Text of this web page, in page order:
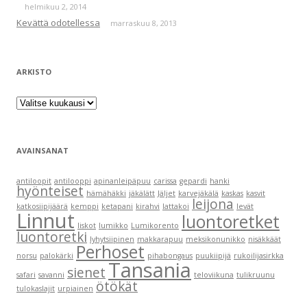
helmikuu 2, 2014
Kevättä odotellessa marraskuu 8, 2013
ARKISTO
Arkisto
AVAINSANAT
antiloopit antilooppi apinanleipäpuu carissa gepardi hanki
hyönteiset hämähäkki jäkälätt Jäljet karvejäkälä kaskas kasvit
katkosiipijäärä kemppi ketapani kirahvi lattakoi leijona levät
Linnut liskot lumikko Lumikorento luontoretket
luontoretki lyhytsiipinen makkarapuu meksikonunikko nisäkkäät
norsu palokärki Perhoset pihabongaus puukiipijä rukoilijasirkka
safari savanni sienetTansania teloviikuna tulikruunu
tulokaslajit urpiainen ötökät